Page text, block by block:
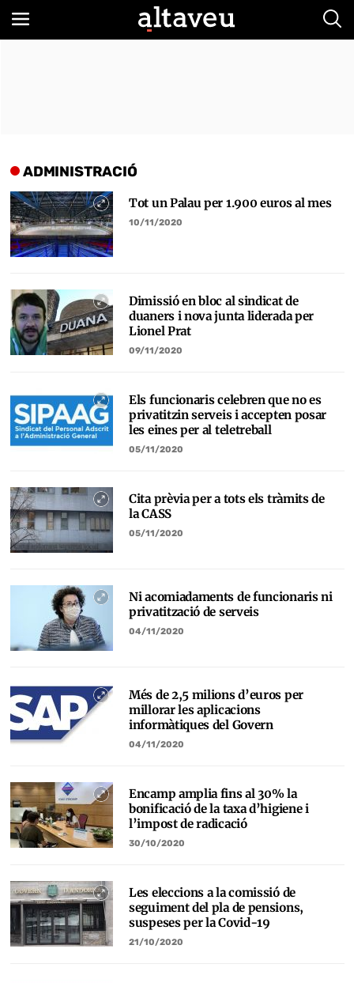
ADMINISTRACIÓ
Tot un Palau per 1.900 euros al mes
10/11/2020
Dimissió en bloc al sindicat de
duaners i nova junta liderada per
Lionel Prat
09/11/2020
Els funcionaris celebren que no es
privatitzin serveis i accepten posar
les eines per al teletreball
05/11/2020
Cita prèvia per a tots els tràmits de
la CASS
05/11/2020
Ni acomiadaments de funcionaris ni
privatització de serveis
04/11/2020
Més de 2,5 milions d’euros per
millorar les aplicacions
informàtiques del Govern
04/11/2020
Encamp amplia fins al 30% la
bonificació de la taxa d’higiene i
l’impost de radicació
30/10/2020
Les eleccions a la comissió de
seguiment del pla de pensions,
suspeses per la Covid-19
21/10/2020